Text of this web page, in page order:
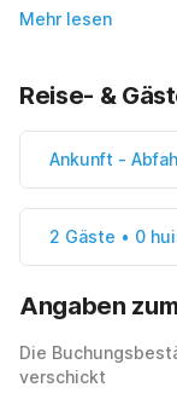
Mehr lesen
Reise- &
Ankunft -
2 Gäste • 0
Angaben
Die
verschickt